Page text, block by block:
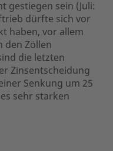
gestiegen sein (Juli:
dürfte sich vor
haben, vor allem
den Zöllen
die letzten
Zinsentscheidung
Senkung um 25
sehr starken